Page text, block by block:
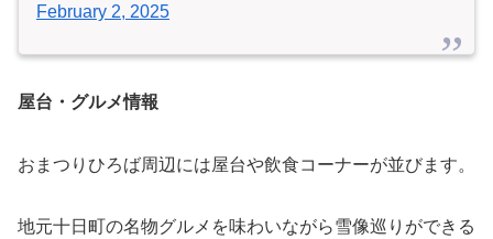
February 2, 2025
屋台・グルメ情報
おまつりひろば周辺には屋台や飲食コーナーが並びます。
地元十日町の名物グルメを味わいながら雪像巡りができる